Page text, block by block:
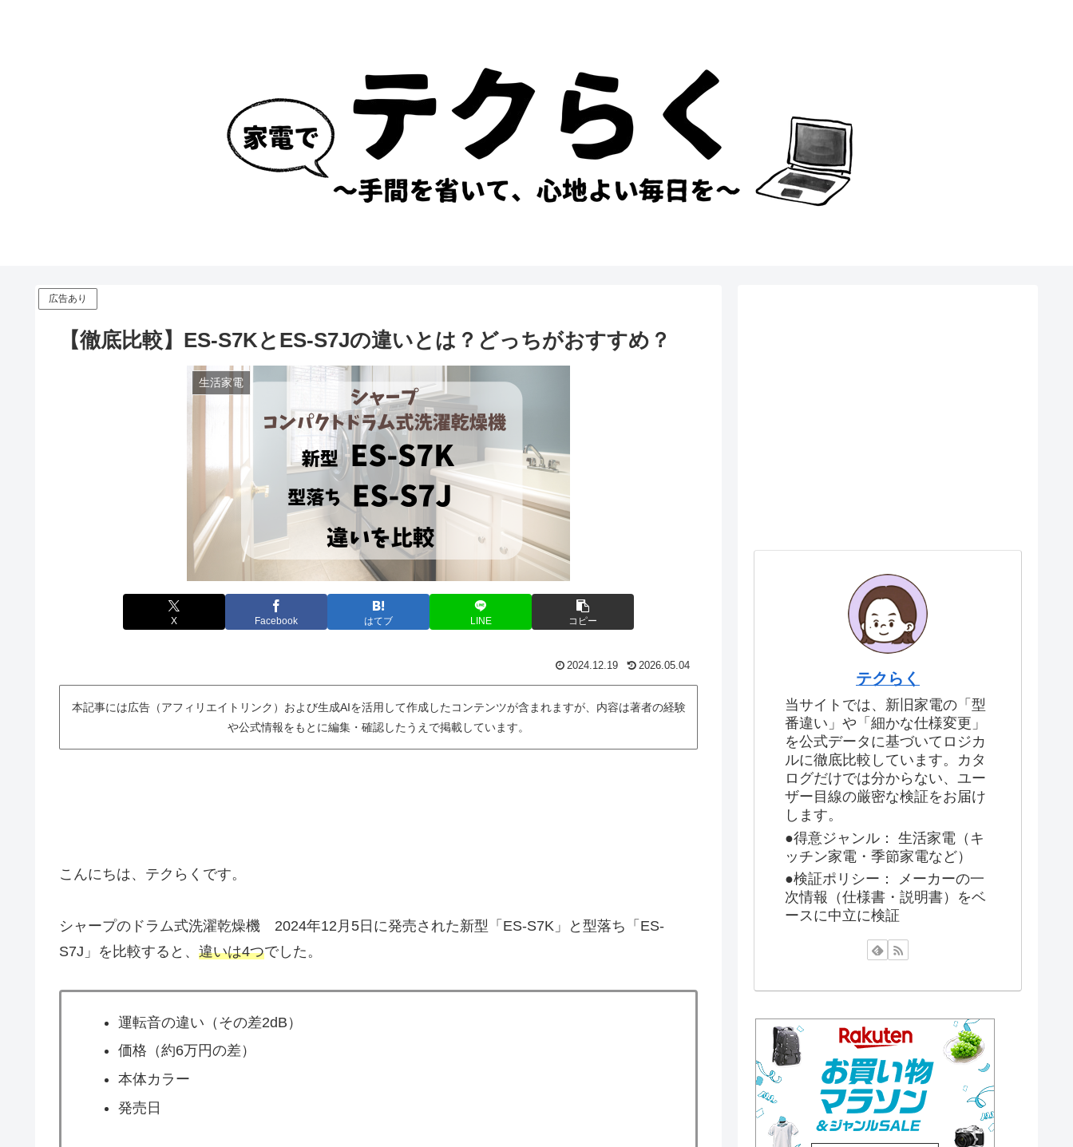
広告あり
【徹底比較】ES-S7KとES-S7Jの違いとは？どっちがおすすめ？
生活家電
X Facebook はてブ LINE コピー
2024.12.19 2026.05.04
本記事には広告（アフィリエイトリンク）および生成AIを活用して作成したコンテンツが含まれますが、内容は著者の経験
や公式情報をもとに編集・確認したうえで掲載しています。
こんにちは、テクらくです。
シャープのドラム式洗濯乾燥機 2024年12月5日に発売された新型「ES-S7K」と型落ち「ES-
S7J」を比較すると、 違いは4つでした。
運転音の違い（その差2dB）
価格（約6万円の差）
本体カラー
発売日
テクらく
当サイトでは、新旧家電の「型
番違い」や「細かな仕様変更」
を公式データに基づいてロジカ
ルに徹底比較しています。カタ
ログだけでは分からない、ユー
ザー目線の厳密な検証をお届け
します。
●得意ジャンル： 生活家電（キ
ッチン家電・季節家電など）
●検証ポリシー： メーカーの一
次情報（仕様書・説明書）をベ
ースに中立に検証